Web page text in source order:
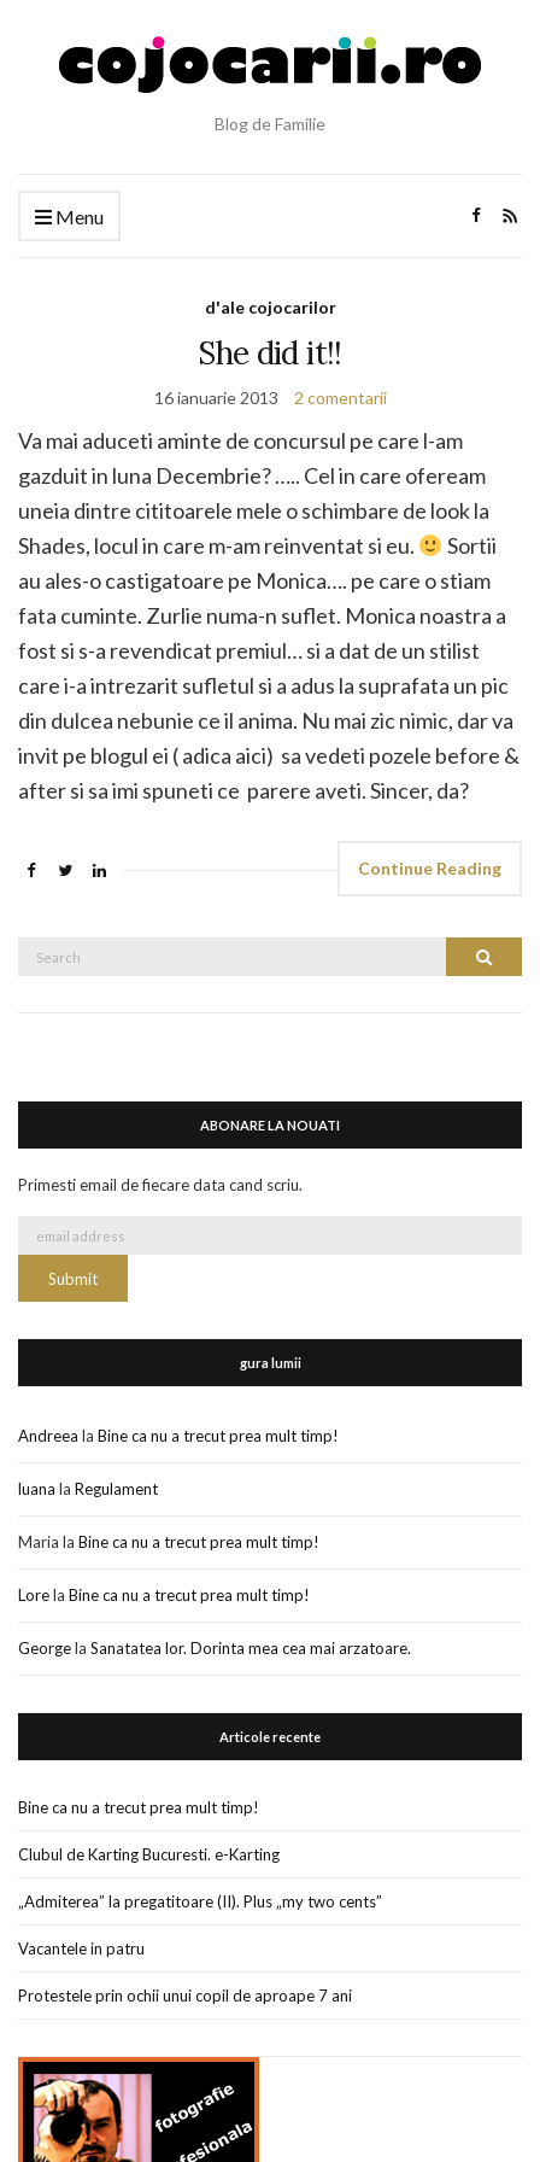
Blog de Familie
Menu
d'ale cojocarilor
She did it!!
16 ianuarie 2013 2 comentarii
Va mai aduceti aminte de concursul pe care l-am
gazduit in luna Decembrie? ….. Cel in care ofeream
uneia dintre cititoarele mele o schimbare de look la
Shades, locul in care m-am reinventat si eu.
Sortii
au ales-o castigatoare pe Monica…. pe care o stiam
fata cuminte. Zurlie numa-n suflet. Monica noastra a
fost si s-a revendicat premiul… si a dat de un stilist
care i-a intrezarit sufletul si a adus la suprafata un pic
din dulcea nebunie ce il anima. Nu mai zic nimic, dar va
invit pe blogul ei ( adica aici) sa vedeti pozele before &
after si sa imi spuneti ce parere aveti. Sincer, da?
Continue Reading
Search
ABONARE LA NOUATI
Primesti email de fiecare data cand scriu.
gura lumii
Andreea la Bine ca nu a trecut prea mult timp!
luana la Regulament
Maria la Bine ca nu a trecut prea mult timp!
Lorela Bine ca nu a trecut prea mult timp!
Georgela Sanatatea lor. Dorinta mea cea mai arzatoare.
Articole recente
Bine ca nu a trecut prea mult timp!
Clubul de Karting Bucuresti. e-Karting
„Admiterea” la pregatitoare (II). Plus „my two cents”
Vacantele in patru
Protestele prin ochii unui copil de aproape 7 ani